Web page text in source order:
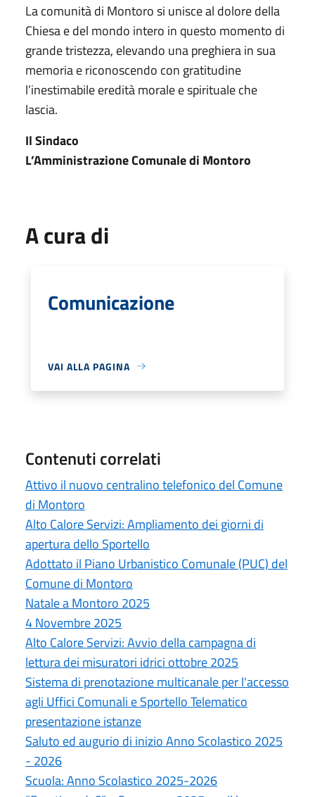
La comunità di Montoro si unisce al dolore della
Chiesa e del mondo intero in questo momento di
grande tristezza, elevando una preghiera in sua
memoria e riconoscendo con gratitudine
l’inestimabile eredità morale e spirituale che
lascia.
Il Sindaco
L’Amministrazione Comunale di Montoro
A cura di
Comunicazione
VAI ALLA PAGINA
Contenuti correlati
Attivo il nuovo centralino telefonico del Comune
di Montoro
Alto Calore Servizi: Ampliamento dei giorni di
apertura dello Sportello
Adottato il Piano Urbanistico Comunale (PUC) del
Comune di Montoro
Natale a Montoro 2025
4 Novembre 2025
Alto Calore Servizi: Avvio della campagna di
lettura dei misuratori idrici ottobre 2025
Sistema di prenotazione multicanale per l'accesso
agli Uffici Comunali e Sportello Telematico
presentazione istanze
Saluto ed augurio di inizio Anno Scolastico 2025
- 2026
Scuola: Anno Scolastico 2025-2026